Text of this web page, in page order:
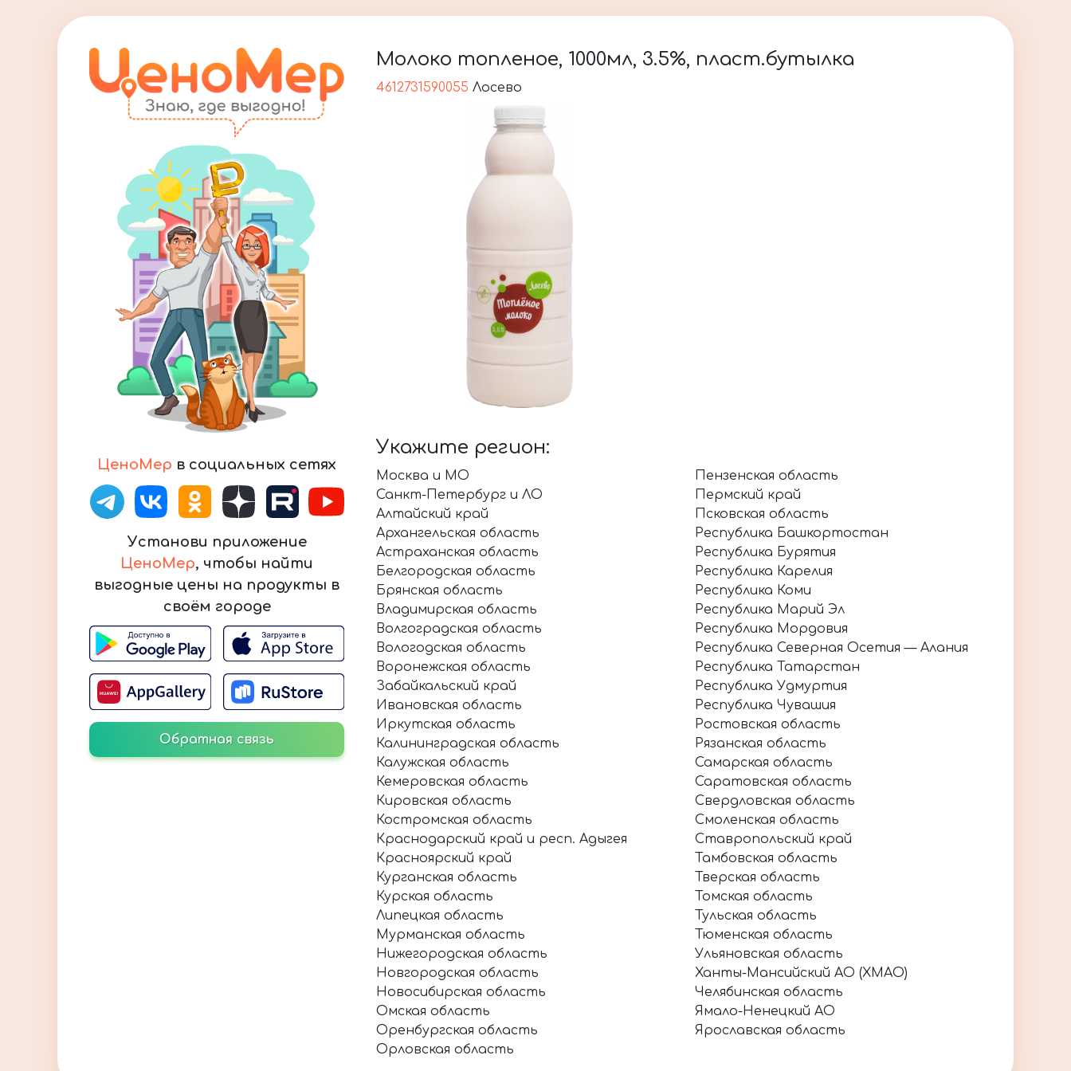
ЦеноМер в социальных сетях
Установи приложение
ЦеноМер, чтобы найти
выгодные цены на продукты в
своём городе
Обратная связь
Молоко топленое, 1000мл, 3.5%, пласт.бутылка
4612731590055 Лосево
Укажите регион:
Москва и МО
Санкт-Петербург и ЛО
Алтайский край
Архангельская область
Астраханская область
Белгородская область
Брянская область
Владимирская область
Волгоградская область
Вологодская область
Воронежская область
Забайкальский край
Ивановская область
Иркутская область
Калининградская область
Калужская область
Кемеровская область
Кировская область
Костромская область
Краснодарский край и респ. Адыгея
Красноярский край
Курганская область
Курская область
Липецкая область
Мурманская область
Нижегородская область
Новгородская область
Новосибирская область
Омская область
Оренбургская область
Орловская область
Пензенская область
Пермский край
Псковская область
Республика Башкортостан
Республика Бурятия
Республика Карелия
Республика Коми
Республика Марий Эл
Республика Мордовия
Республика Северная Осетия — Алания
Республика Татарстан
Республика Удмуртия
Республика Чувашия
Ростовская область
Рязанская область
Самарская область
Саратовская область
Свердловская область
Смоленская область
Ставропольский край
Тамбовская область
Тверская область
Томская область
Тульская область
Тюменская область
Ульяновская область
Ханты-Мансийский АО (ХМАО)
Челябинская область
Ямало-Ненецкий АО
Ярославская область